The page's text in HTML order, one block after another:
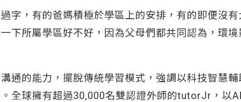
字，有的爸媽積極於學區上的安排，有的即便沒
下所屬學區好不好，因為父母們都共同認為，環境
通的能力，擺脫傳統學習模式，強調以科技智慧輔
全球擁有超過30,000名雙認證外師的tutorJr，以